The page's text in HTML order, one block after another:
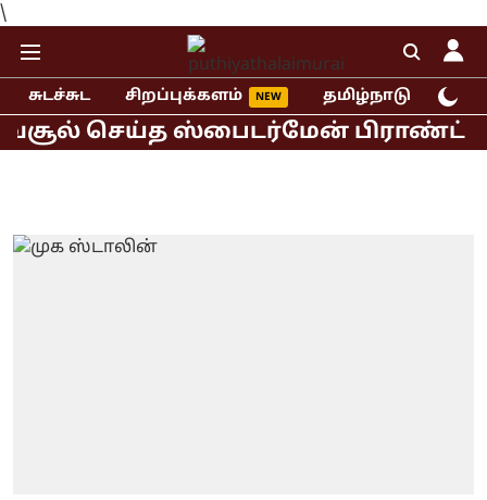
\
சுடச்சுட சிறப்புக்களம் தமிழ்நாடு
செய்த ஸ்பைடர்மேன் பிராண்ட் நியூ